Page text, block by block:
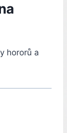
hororů a